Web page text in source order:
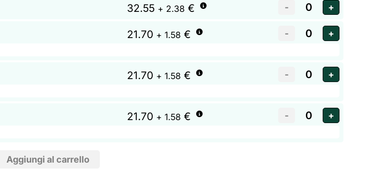
32.55 + 2.38 €
21.70 + 1.58 €
21.70 + 1.58 €
21.70 + 1.58 €